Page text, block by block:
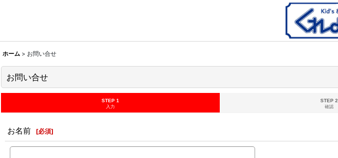
ホーム > お問い合せ
お問い合せ
STEP 1
入力
STEP 2
確認
お名前 [必須]